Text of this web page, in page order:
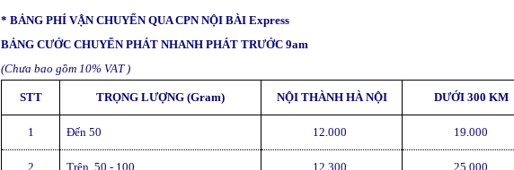
* BẢNG PHÍ VẬN CHUYỂN QUA CPN NỘI BÀI Express
BẢNG CƯỚC CHUYỂN PHÁT NHANH PHÁT TRƯỚC 9am
(Chưa bao gồm 10% VAT )
STT TRỌNG LƯỢNG (Gram) NỘI THÀNH HÀ NỘI DƯỚI 300 KM
1 Đến 50 12.000 19.000
2 Trên 50 - 100 12.300 25.000